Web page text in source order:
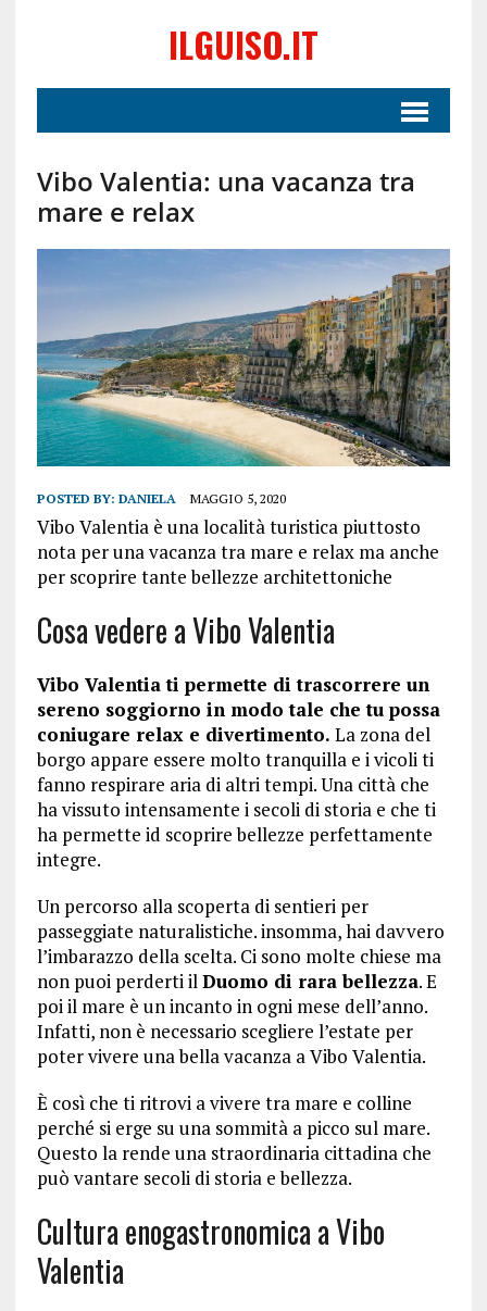
ILGUISO.IT
Vibo Valentia: una vacanza tra
mare e relax
POSTED BY: DANIELA MAGGIO 5, 2020
Vibo Valentia è una località turistica piuttosto
nota per una vacanza tra mare e relax ma anche
per scoprire tante bellezze architettoniche
Cosa vedere a Vibo Valentia
Vibo Valentia ti permette di trascorrere un
sereno soggiorno in modo tale che tu possa
coniugare relax e divertimento. La zona del
borgo appare essere molto tranquilla e i vicoli ti
fanno respirare aria di altri tempi. Una città che
ha vissuto intensamente i secoli di storia e che ti
ha permette id scoprire bellezze perfettamente
integre.
Un percorso alla scoperta di sentieri per
passeggiate naturalistiche. insomma, hai davvero
l’imbarazzo della scelta. Ci sono molte chiese ma
non puoi perderti ilDuomo di rara bellezza. E
poi il mare è un incanto in ogni mese dell’anno.
Infatti, non è necessario scegliere l’estate per
poter vivere una bella vacanza a Vibo Valentia.
È così che ti ritrovi a vivere tra mare e colline
perché si erge su una sommità a picco sul mare.
Questo la rende una straordinaria cittadina che
può vantare secoli di storia e bellezza.
Cultura enogastronomica a Vibo
Valentia